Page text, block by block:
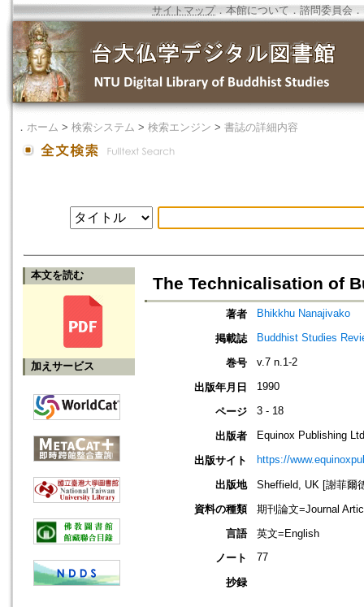
サイトマップ．本館について ． 諮問委員会 ．
． ホーム > 検索システム > 検索エンジン > 書誌の詳細内容
本文を読む
加えサービス
The Technicalisation of
著者 Bhikkhu Nanajivako
掲載誌 Buddhist Studies
巻号 v.7 n.1-2
出版年月日 1990
ページ 3 - 18
出版者 Equinox Publishing
出版サイト https://
出版地
Sheffield, UK [謝菲爾
資料の種類
期刊論文=Journal
言語
英文=English
ノート
77
抄録